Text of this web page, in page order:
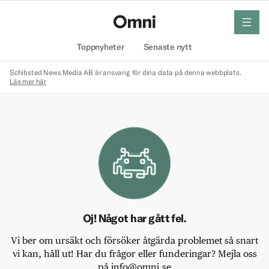
Toppnyheter Senaste nytt
meny
Schibsted News Media AB är ansvarig för dina data på denna webbplats.
Läs mer här
Oj! Något har gått fel.
Vi ber om ursäkt och försöker åtgärda problemet så snart
vi kan, håll ut! Har du frågor eller funderingar? Mejla oss